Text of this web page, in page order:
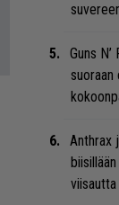
Guns
suoraan
Anthrax
viisautta